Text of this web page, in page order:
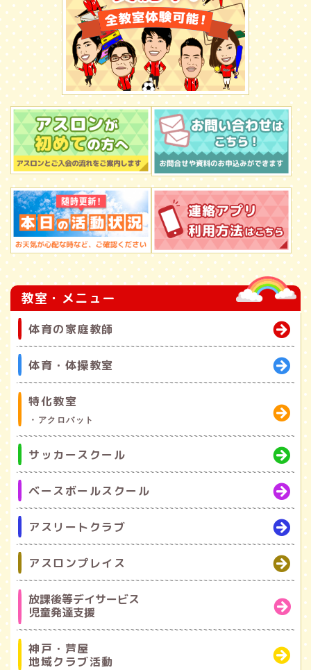
教室・メニュー
体育の家庭教師
体育・体操教室
特化教室
・アクロバット
サッカースクール
ベースボールスクール
アスリートクラブ
アスロンプレイス
放課後等デイサービス
児童発達支援
神戸・芦屋
地域クラブ活動